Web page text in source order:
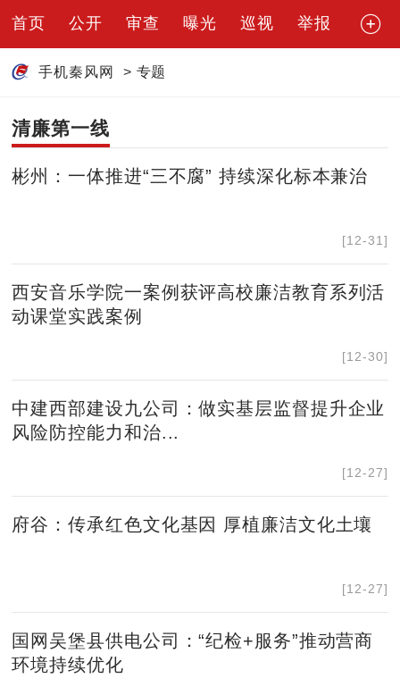
首页 公开 审查 曝光 巡视 举报
手机秦风网 > 专题
清廉第一线
彬州：一体推进“三不腐” 持续深化标本兼治
[12-31]
西安音乐学院一案例获评高校廉洁教育系列活
动课堂实践案例
[12-30]
中建西部建设九公司：做实基层监督提升企业
风险防控能力和治...
[12-27]
府谷：传承红色文化基因 厚植廉洁文化土壤
[12-27]
国网吴堡县供电公司：“纪检+服务”推动营商
环境持续优化